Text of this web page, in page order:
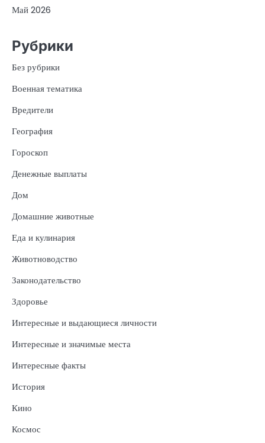
Май 2026
Рубрики
Без рубрики
Военная тематика
Вредители
География
Гороскоп
Денежные выплаты
Дом
Домашние животные
Еда и кулинария
Животноводство
Законодательство
Здоровье
Интересные и выдающиеся личности
Интересные и значимые места
Интересные факты
История
Кино
Космос